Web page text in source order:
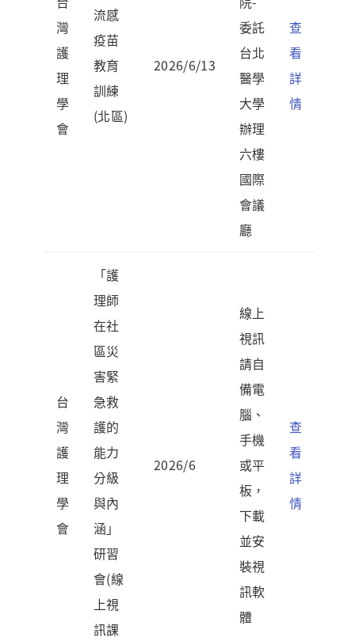
灣
護
理
學
會
流感
疫苗
教育
訓練
(北區)
2026/6/13
委託
台北
醫學
大學
辦理
六樓
國際
會議
廳
查
看
詳
情
台
灣
護
理
學
會
「護
理師
在社
區災
害緊
急救
護的
能力
分級
與內
涵」
研習
會(線
上視
訊課
2026/6
線上
視訊
請自
備電
腦、
手機
或平
板，
下載
並安
裝視
訊軟
體
查
看
詳
情